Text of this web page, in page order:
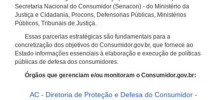
Secretaria Nacional do Consumidor (Senacon) - do Ministério da
Justiça e Cidadania, Procons, Defensorias Públicas, Ministérios
Públicos, Tribunais de Justiça.
Essas parcerias estratégicas são fundamentais para a
concretização dos objetivos do Consumidor.gov.br, que fornece ao
Estado informações essenciais à elaboração e execução de políticas
públicas de defesa dos consumidores.
Órgãos que gerenciam e/ou monitoram o Consumidor.gov.br:
AC - Diretoria de Proteção e Defesa do Consumidor -